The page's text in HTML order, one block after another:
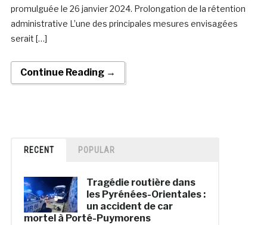
promulguée le 26 janvier 2024. Prolongation de la rétention
administrative L’une des principales mesures envisagées
serait […]
Continue Reading →
RECENT POPULAR
Tragédie routière dans
les Pyrénées-Orientales :
un accident de car
mortel à Porté-Puymorens